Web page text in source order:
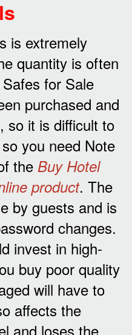
is extremely
quantity is often
for Sale
purchased and
so it is difficult to
you need Note
the Buy Hotel
product. The
by guests and is
changes.
invest in high-
buy poor quality
will have to
affects the
and loses the